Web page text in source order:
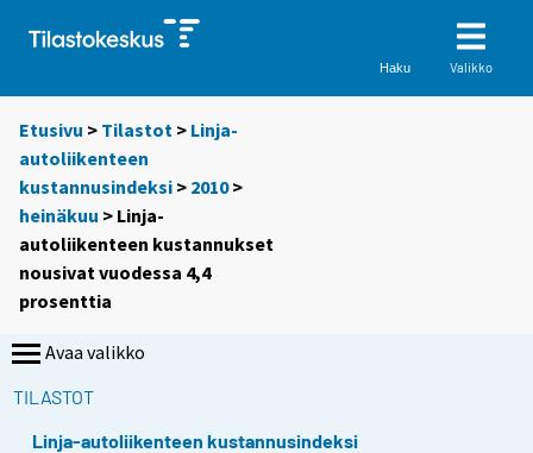
Haku Valikko
Etusivu > Tilastot > Linja-
autoliikenteen
kustannusindeksi > 2010>
heinäkuu > Linja-
autoliikenteen kustannukset
nousivat vuodessa 4,4
prosenttia
Avaa valikko
TILASTOT
Linja-autoliikenteen kustannusindeksi